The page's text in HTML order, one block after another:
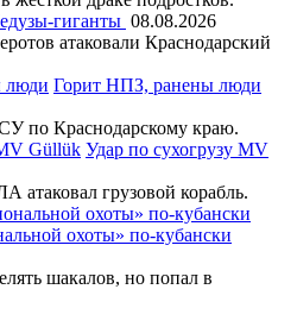
гиганты 08.08.2026
атаковали Краснодарский
Горит НПЗ, ранены люди
по Краснодарскому краю.
Удар по сухогрузу MV
атаковал грузовой корабль.
охоты» по-кубански
шакалов, но попал в